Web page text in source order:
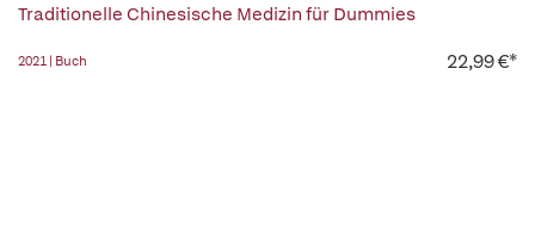
Traditionelle Chinesische Medizin für Dummies
2021 | Buch 22,99 €*